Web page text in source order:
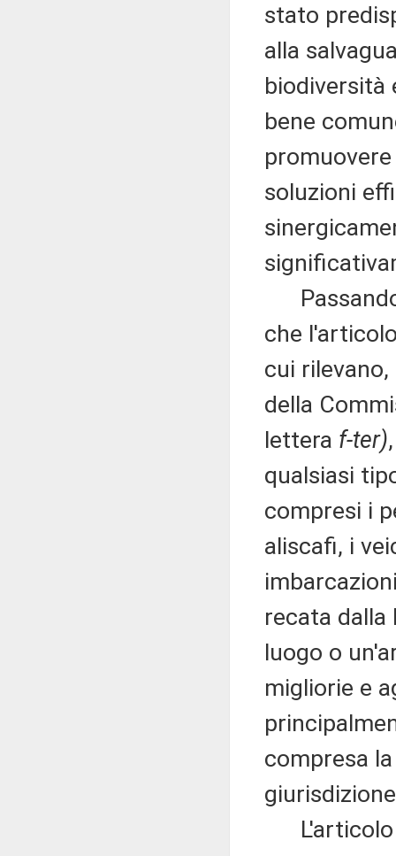
stato
alla
biodiversità
bene
soluzioni
Passando
che
cui
della
lettera f-ter)
qualsiasi
compresi i
aliscafi, i
recata
luogo o
migliorie e
compresa
L'articolo